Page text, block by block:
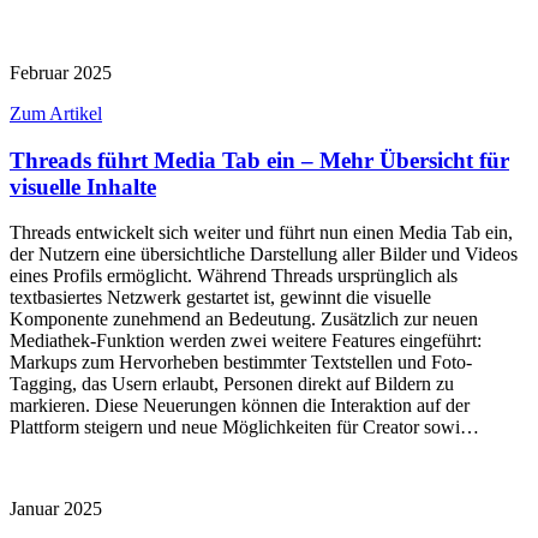
Februar 2025
Zum Artikel
Threads führt Media Tab ein – Mehr Übersicht für
visuelle Inhalte
Threads entwickelt sich weiter und führt nun einen Media Tab ein,
der Nutzern eine übersichtliche Darstellung aller Bilder und Videos
eines Profils ermöglicht. Während Threads ursprünglich als
textbasiertes Netzwerk gestartet ist, gewinnt die visuelle
Komponente zunehmend an Bedeutung. Zusätzlich zur neuen
Mediathek-Funktion werden zwei weitere Features eingeführt:
Markups zum Hervorheben bestimmter Textstellen und Foto-
Tagging, das Usern erlaubt, Personen direkt auf Bildern zu
markieren. Diese Neuerungen können die Interaktion auf der
Plattform steigern und neue Möglichkeiten für Creator sowi…
Januar 2025